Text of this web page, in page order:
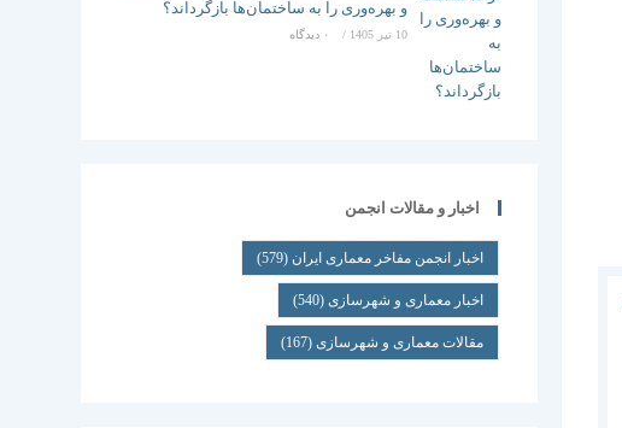
و بهره‌وری را به ساختمان‌ها بازگرداند؟
10 تیر 1405 / ۰ دیدگاه
اخبار و مقالات انجمن
اخبار انجمن مفاخر معماری ایران (579)
اخبار معماری و شهرسازی(540)
مقالات معماری و شهرسازی(167)